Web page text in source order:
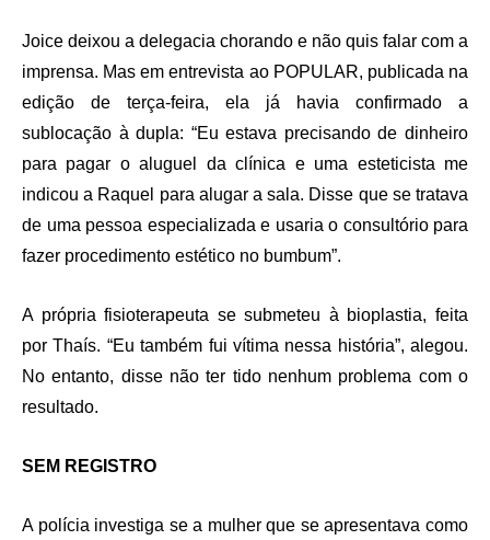
Joice deixou a delegacia chorando e não quis falar com a
imprensa. Mas em entrevista ao POPULAR, publicada na
edição de terça-feira, ela já havia confirmado a
sublocação à dupla: “Eu estava precisando de dinheiro
para pagar o aluguel da clínica e uma esteticista me
indicou a Raquel para alugar a sala. Disse que se tratava
de uma pessoa especializada e usaria o consultório para
fazer procedimento estético no bumbum”.
A própria fisioterapeuta se submeteu à bioplastia, feita
por Thaís. “Eu também fui vítima nessa história”, alegou.
No entanto, disse não ter tido nenhum problema com o
resultado.
SEM REGISTRO
A polícia investiga se a mulher que se apresentava como